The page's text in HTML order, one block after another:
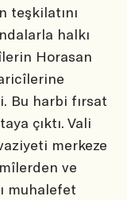
teşkilatını
halkı
Horasan
Bu harbi fırsat
çıktı. Vali
merkeze
ve
muhalefet